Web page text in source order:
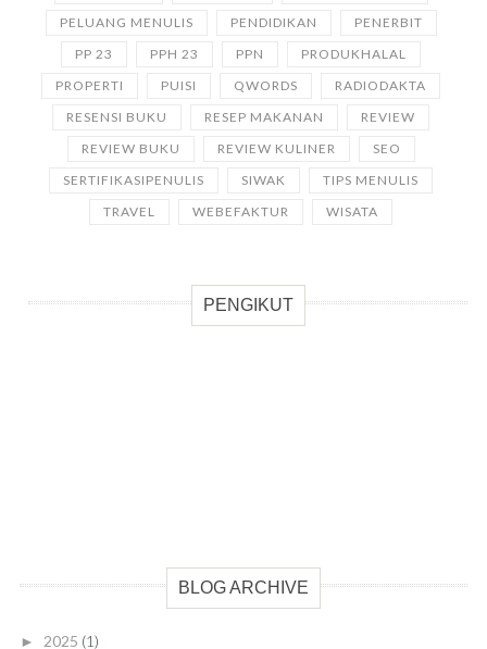
PELUANG MENULIS
PENDIDIKAN
PENERBIT
PP 23
PPH 23 PPN
PRODUKHALAL
PROPERTI
PUISI QWORDS
RADIODAKTA
RESENSI BUKU
RESEP MAKANAN
REVIEW
REVIEW BUKU
REVIEW KULINER
SEO
SERTIFIKASIPENULIS
SIWAK
TIPS MENULIS
TRAVEL
WEBEFAKTUR WISATA
PENGIKUT
BLOG ARCHIVE
► 2025 (1)